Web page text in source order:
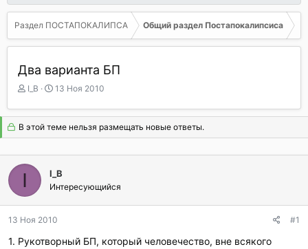
Раздел ПОСТАПОКАЛИПСА Общий раздел Постапокалипсиса
Два варианта БП
А
т
о
р
е
I_B
Д
т
а
н
а
л
13 Ноя 2010
В этой теме нельзя размещать новые ответы.
I I_B
Интересующийся
13 Ноя 2010 #1
1. Рукотворный БП, который человечество, вне всякого